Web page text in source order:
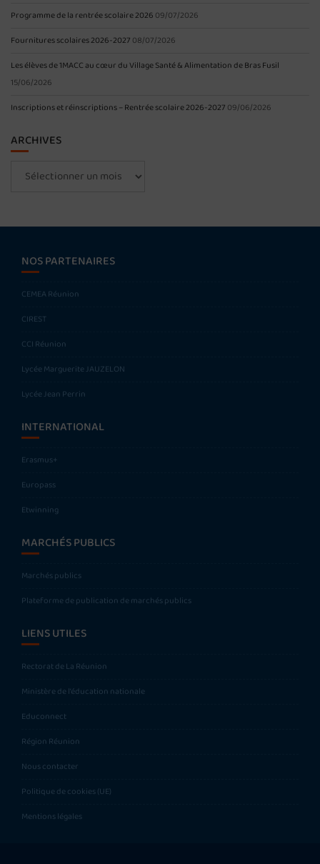
Programme de la rentrée scolaire 2026 09/07/2026
Fournitures scolaires 2026-2027 08/07/2026
Les élèves de 1MACC au cœur du Village Santé & Alimentation de Bras Fusil
15/06/2026
Inscriptions et réinscriptions – Rentrée scolaire 2026-2027 09/06/2026
ARCHIVES
NOS PARTENAIRES
CEMEA Réunion
CIREST
CCI Réunion
Lycée Marguerite JAUZELON
Lycée Jean Perrin
INTERNATIONAL
Erasmus+
Europass
Etwinning
MARCHÉS PUBLICS
Marchés publics
Plateforme de publication de marchés publics
LIENS UTILES
Rectorat de La Réunion
Ministère de l’éducation nationale
Educonnect
Région Réunion
Nous contacter
Politique de cookies (UE)
Mentions légales